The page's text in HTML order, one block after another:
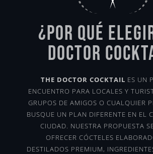
¿Por qué
Doctor
THE DOCTOR COCKTAIL ES UN
ENCUENTRO PARA LOCALES Y
GRUPOS DE AMIGOS O CUALQUIER
BUSQUE UN PLAN DIFERENTE EN EL
CIUDAD. NUESTRA PROPUESTA
OFRECER CÓCTELES
DESTILADOS PREMIUM,